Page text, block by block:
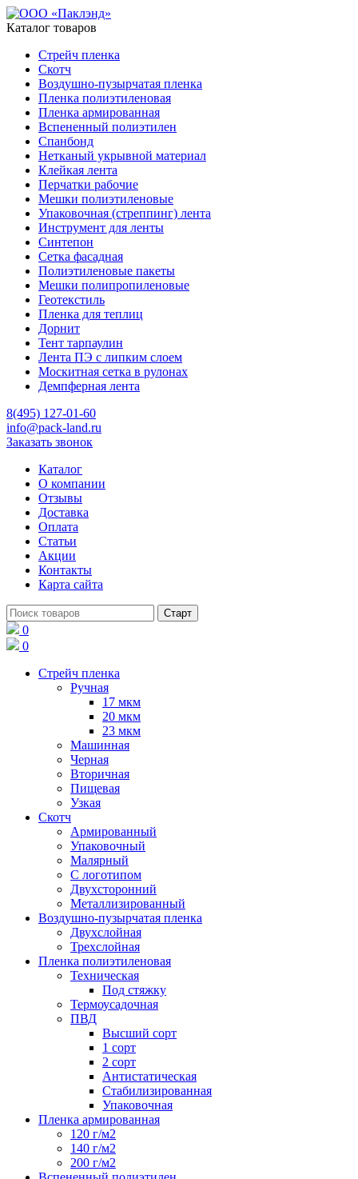
Каталог товаров
Стрейч пленка
Скотч
Воздушно-пузырчатая пленка
Пленка полиэтиленовая
Пленка армированная
Вспененный полиэтилен
Спанбонд
Нетканый укрывной материал
Клейкая лента
Перчатки рабочие
Мешки полиэтиленовые
Упаковочная (стреппинг) лента
Инструмент для ленты
Синтепон
Сетка фасадная
Полиэтиленовые пакеты
Мешки полипропиленовые
Геотекстиль
Пленка для теплиц
Дорнит
Тент тарпаулин
Лента ПЭ с липким слоем
Москитная сетка в рулонах
Демпферная лента
8(495) 127-01-60
info@pack-land.ru
Заказать звонок
Каталог
О компании
Отзывы
Доставка
Оплата
Статьи
Акции
Контакты
Карта сайта
0
0
Стрейч пленка
Ручная
17 мкм
20 мкм
23 мкм
Машинная
Черная
Вторичная
Пищевая
Узкая
Скотч
Армированный
Упаковочный
Малярный
С логотипом
Двухсторонний
Металлизированный
Воздушно-пузырчатая пленка
Двухслойная
Трехслойная
Пленка полиэтиленовая
Техническая
Под стяжку
Термоусадочная
ПВД
Высший сорт
1 сорт
2 сорт
Антистатическая
Стабилизированная
Упаковочная
Пленка армированная
120 г/м2
140 г/м2
200 г/м2